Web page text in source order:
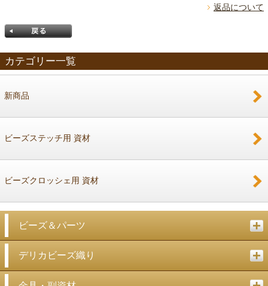
返品について
カテゴリー一覧
新商品
ビーズステッチ用 資材
ビーズクロッシェ用 資材
ビーズ＆パーツ
デリカビーズ織り